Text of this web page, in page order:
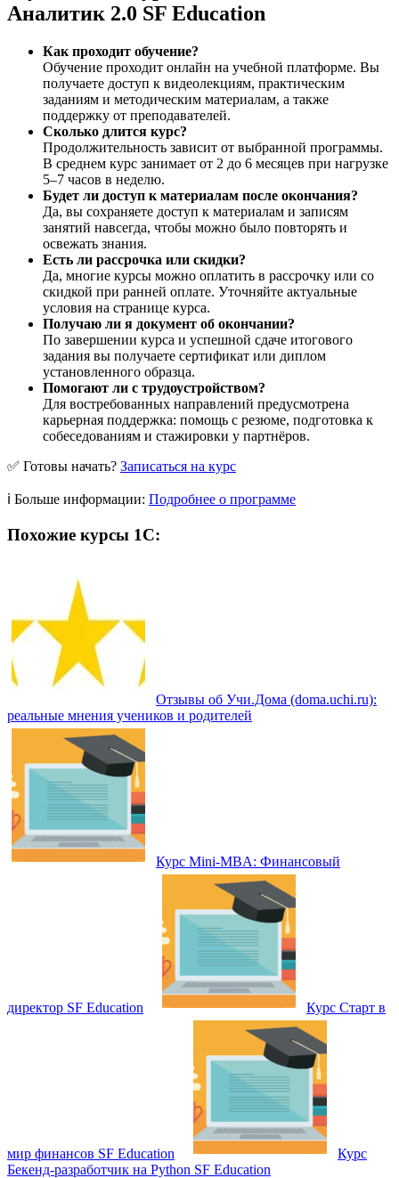
Аналитик 2.0 SF Education
Как проходит обучение?
Обучение проходит онлайн на учебной платформе. Вы
получаете доступ к видеолекциям, практическим
заданиям и методическим материалам, а также
поддержку от преподавателей.
Сколько длится курс?
Продолжительность зависит от выбранной программы.
В среднем курс занимает от 2 до 6 месяцев при нагрузке
5–7 часов в неделю.
Будет ли доступ к материалам после окончания?
Да, вы сохраняете доступ к материалам и записям
занятий навсегда, чтобы можно было повторять и
освежать знания.
Есть ли рассрочка или скидки?
Да, многие курсы можно оплатить в рассрочку или со
скидкой при ранней оплате. Уточняйте актуальные
условия на странице курса.
Получаю ли я документ об окончании?
По завершении курса и успешной сдаче итогового
задания вы получаете сертификат или диплом
установленного образца.
Помогают ли с трудоустройством?
Для востребованных направлений предусмотрена
карьерная поддержка: помощь с резюме, подготовка к
собеседованиям и стажировки у партнёров.
✅ Готовы начать? Записаться на курс
ℹ️ Больше информации: Подробнее о программе
Похожие курсы 1С:
Отзывы об Учи.Дома (doma.uchi.ru):
реальные мнения учеников и родителей
Курс Mini-MBA: Финансовый
директор SF Education Курс Старт в
мир финансов SF Education
Курс
Бекенд-разработчик на Python SF Education